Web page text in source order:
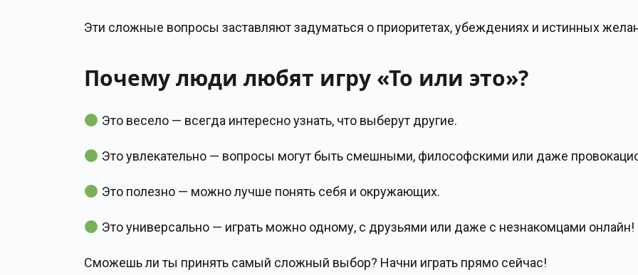
Эти сложные вопросы заставляют задуматься о приоритетах, убеждениях и истинных
Почему люди любят игру «То или это»?
Это весело — всегда интересно узнать, что выберут другие.
Это увлекательно — вопросы могут быть смешными, философскими или даже
Это полезно — можно лучше понять себя и окружающих.
Это универсально — играть можно одному, с друзьями или даже с незнакомцами онлайн!
Сможешь ли ты принять самый сложный выбор? Начни играть прямо сейчас!